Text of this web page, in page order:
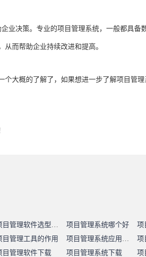
决策。专业的项目管理系统，一般都具备
而帮助企业持续改进和提高。
大概的了解了，如果想进一步了解项目管理
项目管理软件选型指南 项目管理系统哪个好 项
目管理工具的作用 项目管理系统应用价值
目管理软件下载 项目管理系统下载